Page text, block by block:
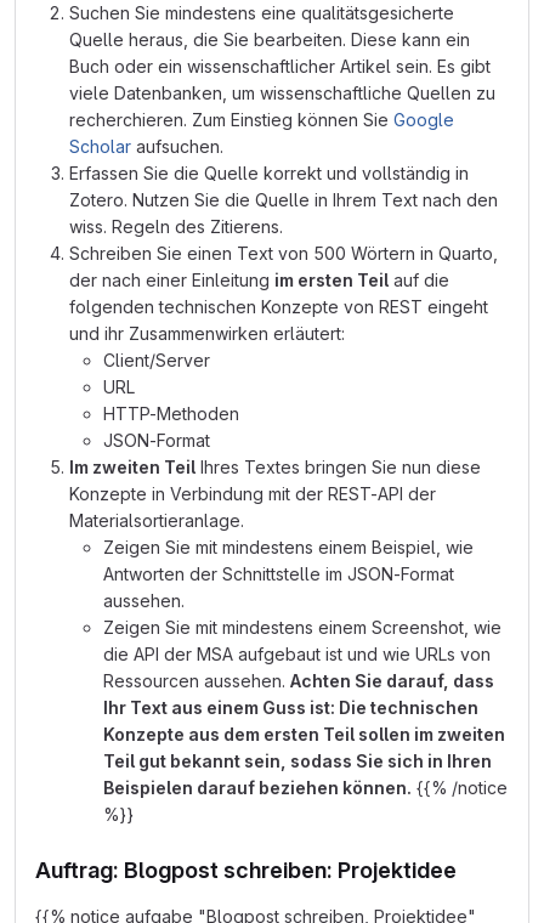
Suchen Sie mindestens eine qualitätsgesicherte
Quelle heraus, die Sie bearbeiten. Diese kann ein
Buch oder ein wissenschaftlicher Artikel sein. Es gibt
viele Datenbanken, um wissenschaftliche Quellen zu
recherchieren. Zum Einstieg können Sie Google
Scholar aufsuchen.
Erfassen Sie die Quelle korrekt und vollständig in
Zotero. Nutzen Sie die Quelle in Ihrem Text nach den
wiss. Regeln des Zitierens.
Schreiben Sie einen Text von 500 Wörtern in Quarto,
der nach einer Einleitung im ersten Teil auf die
folgenden technischen Konzepte von REST eingeht
und ihr Zusammenwirken erläutert:
Client/Server
URL
HTTP-Methoden
JSON-Format
Im zweiten Teil Ihres Textes bringen Sie nun diese
Konzepte in Verbindung mit der REST-API der
Materialsortieranlage.
Zeigen Sie mit mindestens einem Beispiel, wie
Antworten der Schnittstelle im JSON-Format
aussehen.
Zeigen Sie mit mindestens einem Screenshot, wie
die API der MSA aufgebaut ist und wie URLs von
Ressourcen aussehen. Achten Sie darauf, dass
Ihr Text aus einem Guss ist: Die technischen
Konzepte aus dem ersten Teil sollen im zweiten
Teil gut bekannt sein, sodass Sie sich in Ihren
Beispielen darauf beziehen können. {{% /notice
%}}
Auftrag: Blogpost schreiben: Projektidee
{{% notice aufgabe "Blogpost schreiben, Projektidee"